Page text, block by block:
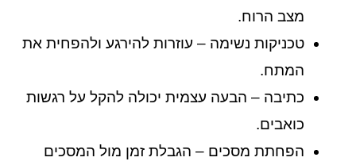
מצב הרוח.
טכניקות נשימה – עוזרות להירגע ולהפחית את
המתח.
כתיבה – הבעה עצמית יכולה להקל על רגשות
כואבים.
הפחתת מסכים – הגבלת זמן מול המסכים